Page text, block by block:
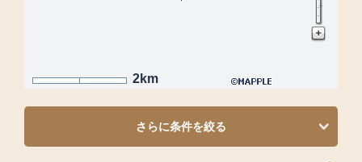
2km
さらに条件を絞る